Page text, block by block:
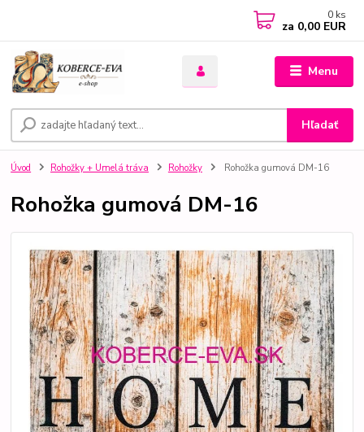
Menu
Hľadať
0 ks
za 0,00 EUR
Úvod Rohožky + Umelá tráva Rohožky Rohožka gumová DM-16
Rohožka gumová DM-16